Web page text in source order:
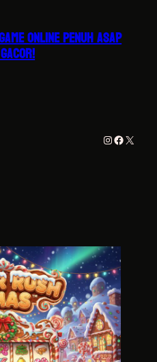
ONLINE PENUH ASAP
Instagram
X